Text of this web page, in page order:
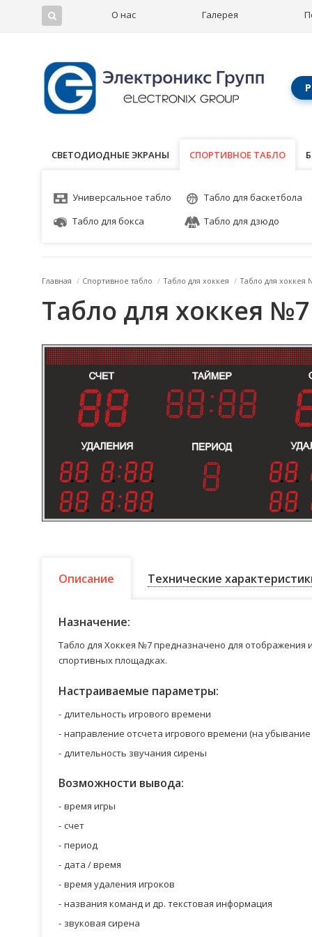
О нас Галерея
СВЕТОДИОДНЫЕ ЭКРАНЫ СПОРТИВНОЕ ТАБЛО
СПОРТИВНОЕ ТАБЛО
Универсальное табло
Табло для баскетбола
Табло для бокса
Табло для дзюдо
Главная / Спортивное табло / Табло для хоккея / Табло для хоккея
Табло для хоккея №7
Описание Технические
Назначение:
Табло для Хоккея №7 предназначено для
спортивных площадках.
Настраиваемые параметры:
длительность игрового времени
направление отсчета игрового времени (на
длительность звучания сирены
Возможности вывода:
время игры
счет
период
дата / время
время удаления игроков
названия команд и др. текстовая информация
звуковая сирена